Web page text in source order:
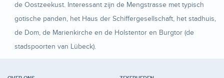
de Oostzeekust. Interessant zijn de Mengstrasse met typisch
gotische panden, het Haus der Schiffergesellschaft, het stadhuis,
de Dom, de Marienkirche en de Holstentor en Burgtor (de
stadspoorten van Lübeck).